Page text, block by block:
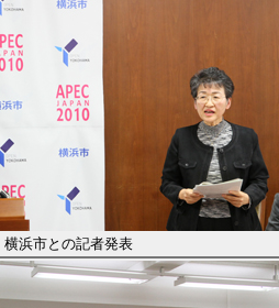
横浜市との記者発表